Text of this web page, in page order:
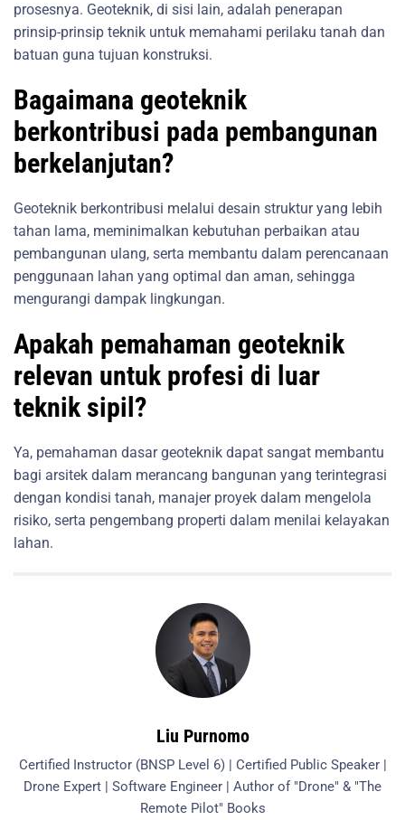
prosesnya. Geoteknik, di sisi lain, adalah penerapan
prinsip-prinsip teknik untuk memahami perilaku tanah dan
batuan guna tujuan konstruksi.
Bagaimana geoteknik
berkontribusi pada pembangunan
berkelanjutan?
Geoteknik berkontribusi melalui desain struktur yang lebih
tahan lama, meminimalkan kebutuhan perbaikan atau
pembangunan ulang, serta membantu dalam perencanaan
penggunaan lahan yang optimal dan aman, sehingga
mengurangi dampak lingkungan.
Apakah pemahaman geoteknik
relevan untuk profesi di luar
teknik sipil?
Ya, pemahaman dasar geoteknik dapat sangat membantu
bagi arsitek dalam merancang bangunan yang terintegrasi
dengan kondisi tanah, manajer proyek dalam mengelola
risiko, serta pengembang properti dalam menilai kelayakan
lahan.
Liu Purnomo
Certified Instructor (BNSP Level 6) | Certified Public Speaker |
Drone Expert | Software Engineer | Author of "Drone" & "The
Remote Pilot" Books